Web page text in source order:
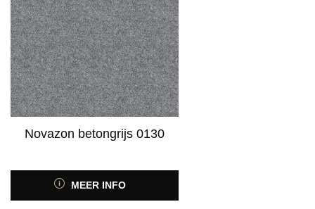
Novazon betongrijs 0130
MEER INFO